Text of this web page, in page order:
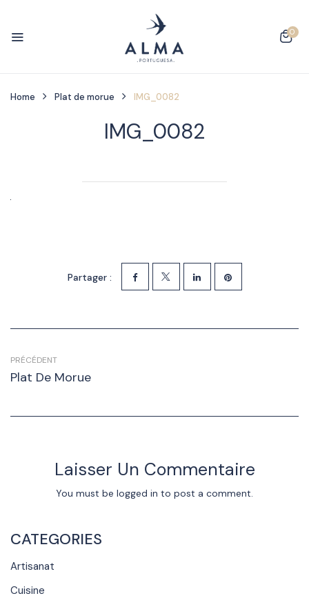
0
Home Plat de morue IMG_0082
IMG_0082
CATEGORIES
Artisanat
Cuisine
Partager :
PRÉCÉDENT
Plat De Morue
Laisser Un Commentaire
You must be logged in to post a comment.